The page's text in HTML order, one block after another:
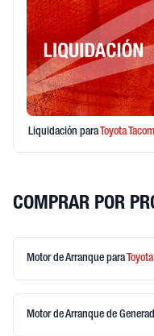
Liquidación para Toyota
COMPRAR POR
Motor de Arranque paraToyota
Motor de Arranque de